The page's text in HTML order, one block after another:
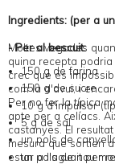
Ingredients: (per a
- Per al bescuit:
150 g de farina
150 g de sucre
10 g d'impulsor
5 g de sal
un pols de
un pols de nou
Moltes vegades
quina recepta
crec que és
com la d'avui, i
Per no fer la típica
apte per a celíacs.
castanyes. El
mesura que sortien
estar a l'aguait per